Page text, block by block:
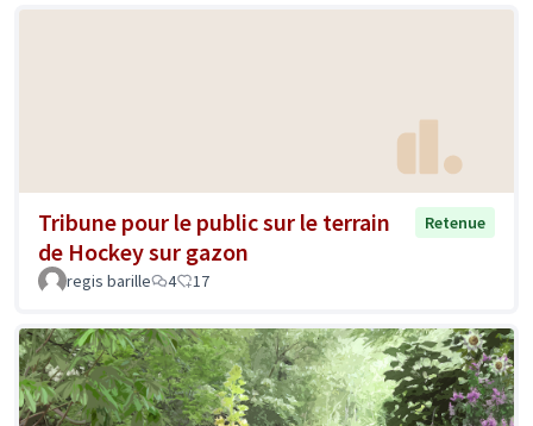
Tribune pour le public sur le terrain
de Hockey sur gazon
Retenue
regis barille 4 17